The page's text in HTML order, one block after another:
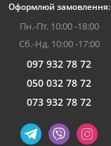
Оформлюй замовлення:
Пн.-Пт. 10:00 -18:00
Сб.-Нд. 10:00 -17:00
097 932 78 72
050 032 78 72
073 932 78 72